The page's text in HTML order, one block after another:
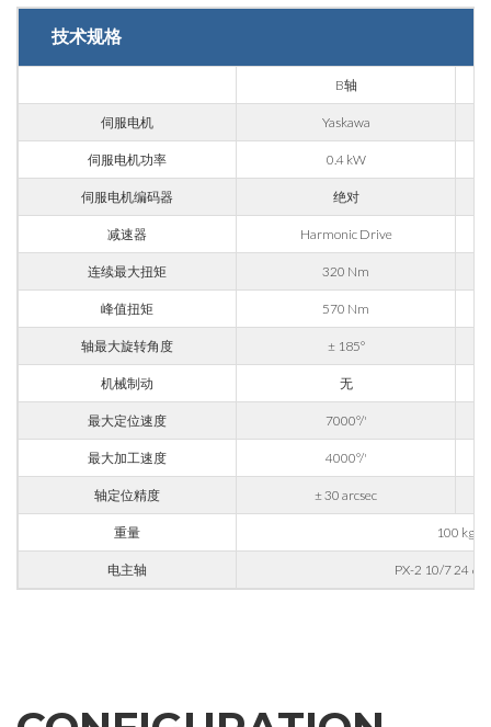
应用领域
外壳加工
雕刻
铝材加工
金属加工
航空 & 汽车
家具
信息
GDPR* 授权 我在此同意按照隐私政策处理我的个人数据。
技术规格
B轴
伺服电机 Yaskawa
伺服电机功率 0.4 kW
伺服电机编码器 绝对
减速器 Harmonic Drive
连续最大扭矩 320 Nm
峰值扭矩 570 Nm
轴最大旋转角度 ± 185°
机械制动 无
最大定位速度 7000°/'
最大加工速度 4000°/'
轴定位精度 ± 30 arcsec
重量 100 kg
电主轴 PX-2 10/7 24